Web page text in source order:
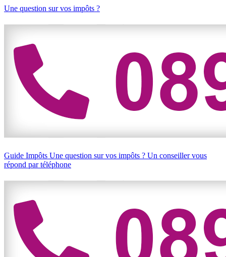
Une question sur vos impôts ?
Guide Impôts Une question sur vos impôts ? Un conseiller vous
répond par téléphone